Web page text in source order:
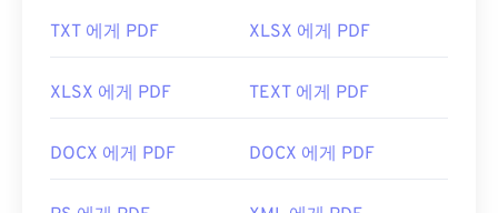
https://en.wikipedia.org/wiki/휴대용_문서_포맷
adobe/about-adobe-pdf.html
TXT 에게 PDF XLSX 에게 PDF
XLSX 에게 PDF TEXT 에게 PDF
DOCX 에게 PDF DOCX 에게 PDF